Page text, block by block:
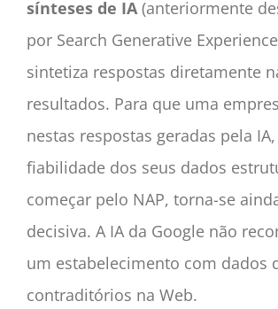
sínteses de IA (anteriormente
por Search Generative
sintetiza respostas diretamente
resultados. Para que uma
nestas respostas geradas pela IA,
fiabilidade dos seus dados
começar pelo NAP, torna-se
decisiva. A IA da Google não
um estabelecimento com dados
contraditórios na Web.